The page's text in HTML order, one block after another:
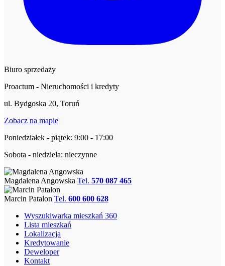
Biuro sprzedaży
Proactum - Nieruchomości i kredyty
ul. Bydgoska 20, Toruń
Zobacz na mapie
Poniedziałek - piątek: 9:00 - 17:00
Sobota - niedziela: nieczynne
Magdalena Angowska Tel. 570 087 465
Marcin Patalon Tel. 600 600 628
Wyszukiwarka mieszkań 360
Lista mieszkań
Lokalizacja
Kredytowanie
Deweloper
Kontakt